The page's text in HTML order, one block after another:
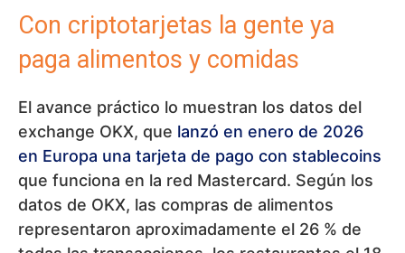
Con criptotarjetas la gente ya
paga alimentos y comidas
El avance práctico lo muestran los datos del
exchange OKX, que lanzó en enero de 2026
en Europa una tarjeta de pago con stablecoins
que funciona en la red Mastercard. Según los
datos de OKX, las compras de alimentos
representaron aproximadamente el 26 % de